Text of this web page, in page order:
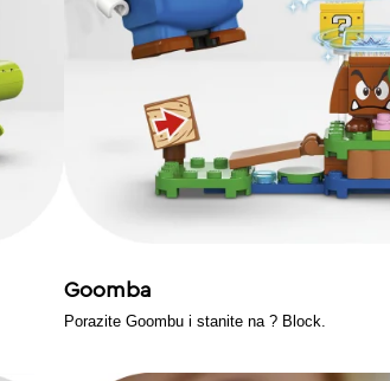
Goomba
Porazite Goombu i stanite na ? Block.